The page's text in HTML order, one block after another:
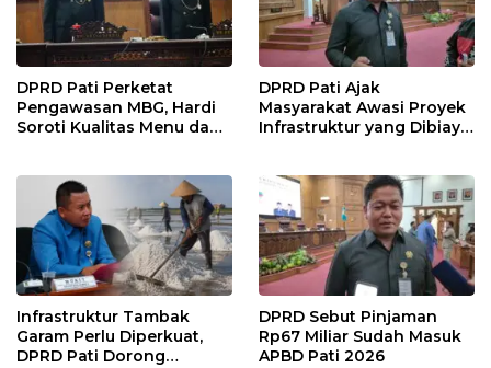
DPRD Pati Perketat
Pengawasan MBG, Hardi
Soroti Kualitas Menu dan
DPRD Pati Ajak
Masyarakat Awasi Proyek
Infrastruktur yang Dibiayai
Infrastruktur Tambak
Garam Perlu Diperkuat,
DPRD Pati Dorong
DPRD Sebut Pinjaman
Rp67 Miliar Sudah Masuk
APBD Pati 2026